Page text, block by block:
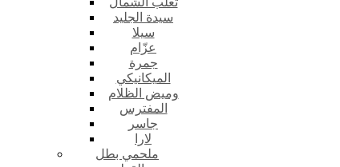
سيدة الجليد
سيلا
عزّام
جمرة
الميكانيكي
وميض الظلام
المفترس
جاسر
لارا
ملحمي بطل